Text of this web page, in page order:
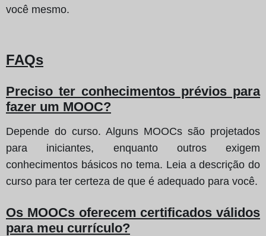
você mesmo.
FAQs
Preciso ter conhecimentos prévios para
fazer um MOOC?
Depende do curso. Alguns MOOCs são projetados
para iniciantes, enquanto outros exigem
conhecimentos básicos no tema. Leia a descrição do
curso para ter certeza de que é adequado para você.
Os MOOCs oferecem certificados válidos
para meu currículo?